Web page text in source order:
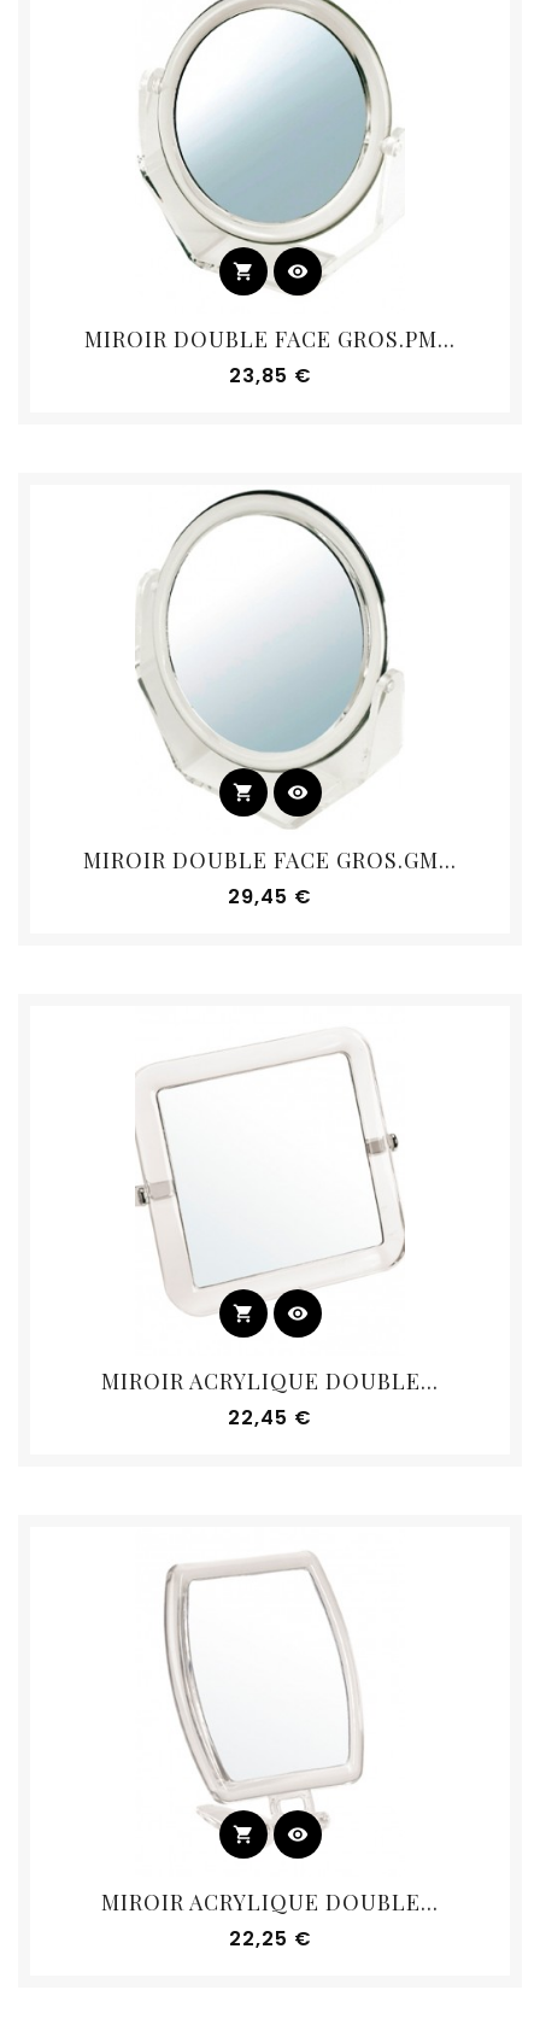
shopping_cart visibility
MIROIR DOUBLE FACE GROS.PM...
23,85 €
shopping_cart visibility
MIROIR DOUBLE FACE GROS.GM...
29,45 €
shopping_cart visibility
MIROIR ACRYLIQUE DOUBLE...
22,45 €
shopping_cart visibility
MIROIR ACRYLIQUE DOUBLE...
22,25 €